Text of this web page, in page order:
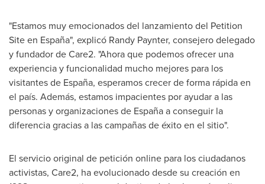
"Estamos muy emocionados del lanzamiento del Petition
Site en España", explicó Randy Paynter, consejero delegado
y fundador de Care2. "Ahora que podemos ofrecer una
experiencia y funcionalidad mucho mejores para los
visitantes de España, esperamos crecer de forma rápida en
el país. Además, estamos impacientes por ayudar a las
personas y organizaciones de España a conseguir la
diferencia gracias a las campañas de éxito en el sitio".
El servicio original de petición online para los ciudadanos
activistas, Care2, ha evolucionado desde su creación en